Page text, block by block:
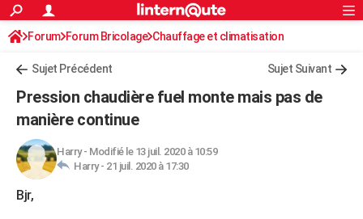
ACTUALITÉS
Politique
Société
Faits Divers
Education
Monde
Villes
+
Programme TV
Streaming
Sorties cinéma
Musique
FINANCE
Retraite
Impôts
Epargne
Immobilier
Risques naturels par ville
Banque
Assurance
Crédit
AUTO
Essais
Réserver un essai
Citadines
Berlines
SUV
Forum auto
HIGH-TECH
Rechercher
S'inscrire
Connexion
Forum Forum Bricolage Chauffage et climatisation
Chauffage Fuel / Gaz / Pétrole
Sujet Précédent Sujet Suivant
Pression chaudière fuel monte mais pas de
manière continue
Harry- Modifié le 13 juil. 2020 à 10:59
Harry - 21 juil. 2020 à 17:30
Bjr,